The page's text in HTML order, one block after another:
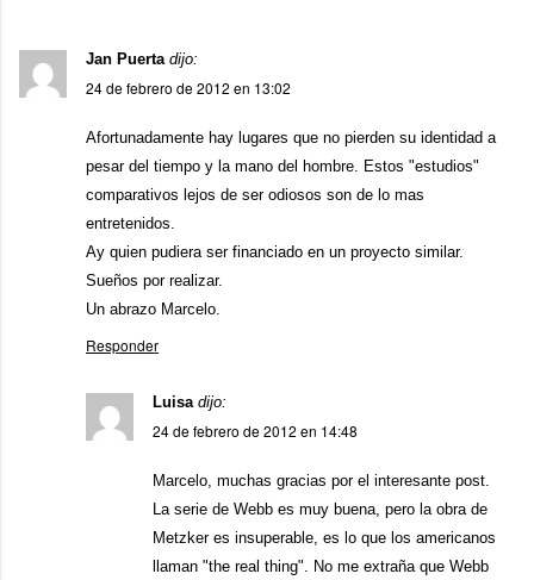
Jan Puerta dijo:
24 de febrero de 2012 en 13:02
Afortunadamente hay lugares que no pierden su identidad a
pesar del tiempo y la mano del hombre. Estos "estudios"
comparativos lejos de ser odiosos son de lo mas
entretenidos.
Ay quien pudiera ser financiado en un proyecto similar.
Sueños por realizar.
Un abrazo Marcelo.
Responder
Luisa dijo:
24 de febrero de 2012 en 14:48
Marcelo, muchas gracias por el interesante post.
La serie de Webb es muy buena, pero la obra de
Metzker es insuperable, es lo que los americanos
llaman "the real thing". No me extraña que Webb